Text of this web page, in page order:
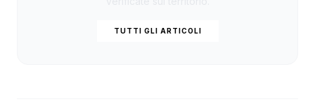
TUTTI GLI ARTICOLI